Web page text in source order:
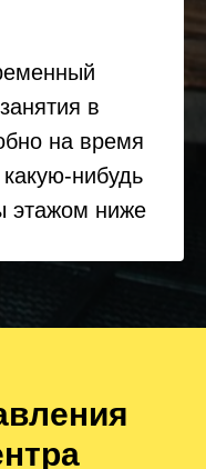
в
на время
нибудь
этажом ниже